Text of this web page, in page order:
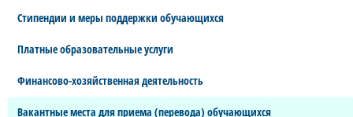
Стипендии и меры поддержки обучающихся
Платные образовательные услуги
Финансово-хозяйственная деятельность
Вакантные места для приема (перевода) обучающихся